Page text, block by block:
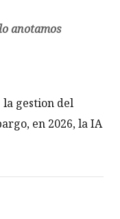
anotamos
gestion del
en 2026, la IA